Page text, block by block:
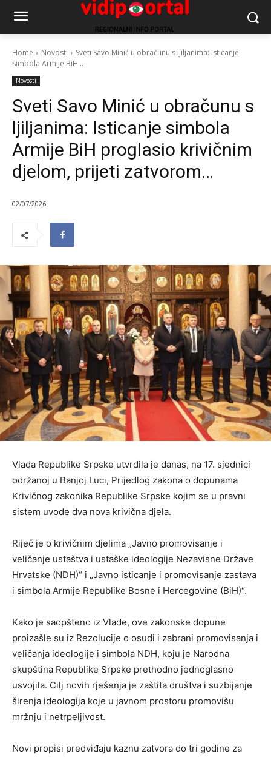
Home Novosti
Sveti Savo Minić u obračunu s ljiljanima: Isticanje
simbola Armije BiH...
Novosti
Sveti Savo Minić u obračunu s
ljiljanima: Isticanje simbola
Armije BiH proglasio krivičnim
djelom, prijeti zatvorom…
02/07/2026
Vlada Republike Srpske utvrdila je danas, na 17. sjednici
održanoj u Banjoj Luci, Prijedlog zakona o dopunama
Krivičnog zakonika Republike Srpske kojim se u pravni
sistem uvode dva nova krivična djela.
Riječ je o krivičnim djelima „Javno promovisanje i
veličanje ustaštva i ustaške ideologije Nezavisne Države
Hrvatske (NDH)“ i „Javno isticanje i promovisanje zastava
i simbola Armije Republike Bosne i Hercegovine (BiH)“.
Kako je saopšteno iz Vlade, ove zakonske dopune
proizašle su iz Rezolucije o osudi i zabrani promovisanja i
veličanja ideologije i simbola NDH, koju je Narodna
skupština Republike Srpske prethodno jednoglasno
usvojila. Cilj novih rješenja je zaštita društva i suzbijanje
širenja ideologija koje u javnom prostoru promovišu
mržnju i netrpeljivost.
Novi propisi predviđaju kaznu zatvora do tri godine za